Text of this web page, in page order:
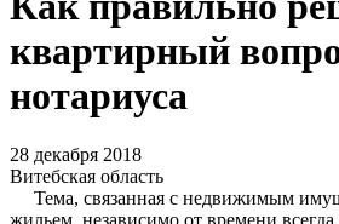
квартирный
нотариуса
28 декабря 2018
Витебская область
Тема, связанная с недвижимым